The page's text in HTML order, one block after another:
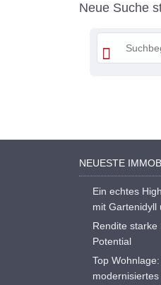
Neue Suche
NEUESTE
Ein echtes
mit Gartenidyll
Rendite starke
Potential
Top